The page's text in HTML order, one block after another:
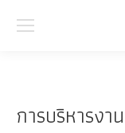
การบริหารง